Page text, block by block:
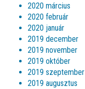
2020 március
2020 február
2020 január
2019 december
2019 november
2019 október
2019 szeptember
2019 augusztus